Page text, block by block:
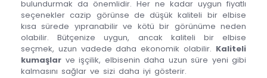
bulundurmak da önemlidir. Her ne kadar uygun fiyatlı
seçenekler cazip görünse de düşük kaliteli bir elbise
kısa sürede yıpranabilir ve kötü bir görünüme neden
olabilir. Bütçenize uygun, ancak kaliteli bir elbise
seçmek, uzun vadede daha ekonomik olabilir. Kaliteli
kumaşlar ve işçilik, elbisenin daha uzun süre yeni gibi
kalmasını sağlar ve sizi daha iyi gösterir.